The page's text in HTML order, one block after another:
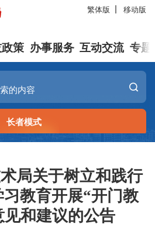
繁体版 移动版
策 办事服务 互动交流 专题
长者模式
局关于树立和践行
教育开展“开门教
见和建议的公告